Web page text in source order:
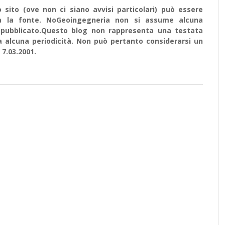
sito (ove non ci siano avvisi particolari) può essere
fonte. NoGeoingegneria non si assume alcuna
blog non rappresenta una testata
periodicità. Non può pertanto considerarsi un